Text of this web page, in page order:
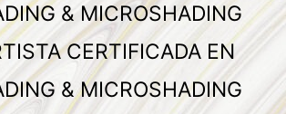
& MICROSHADING
CERTIFICADA EN
& MICROSHADING